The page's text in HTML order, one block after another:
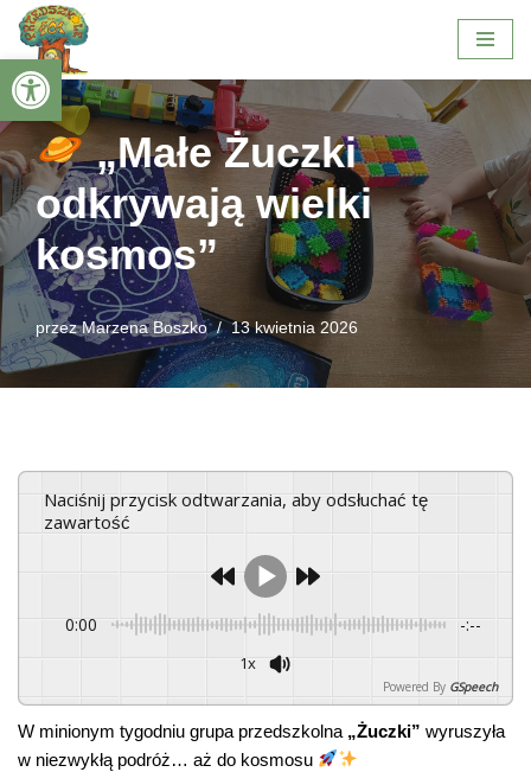
Otwórz pasek narzędzi
Przejdź
do
treści
„Małe Żuczki
odkrywają wielki
kosmos”
przezMarzena Boszko 13 kwietnia 2026
Naciśnij przycisk odtwarzania, aby odsłuchać tę
zawartość
0:00 -:--
1x
Powered By GSpeech
W minionym tygodniu grupa przedszkolna „Żuczki” wyruszyła
w niezwykłą podróż… aż do kosmosu